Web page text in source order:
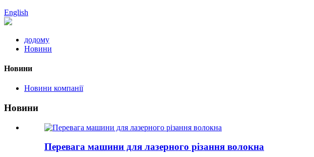
English
додому
Новини
Новини
Новини компанії
Новини
Перевага машини для лазерного різання волокна